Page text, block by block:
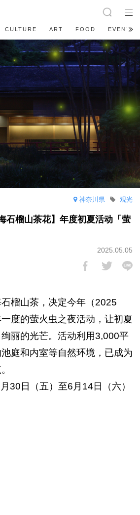
CULTURE ART FOOD EVENT
神奈川県 观光
石榴山茶花】年度初夏活动「萤
2025.05.05
榴山茶，决定今年（2025
度的萤火虫之夜活动，让初夏
丽的光芒。活动利用3,000平
庭和内室等自然环境，已成为
30日（五）至6月14日（六）